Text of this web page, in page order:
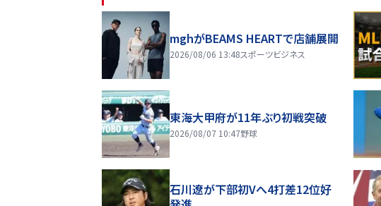
mghがBEAMS HEARTで店舗展開
2026/08/06 13:48スポーツビジネス
東海大甲府が11年ぶり初戦突破
2026/08/07 10:47野球
石川遼が下部初Vへ4打差12位好